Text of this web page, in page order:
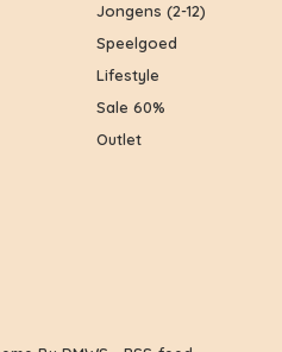
Jongens (2-12)
Speelgoed
Lifestyle
Sale 60%
Outlet